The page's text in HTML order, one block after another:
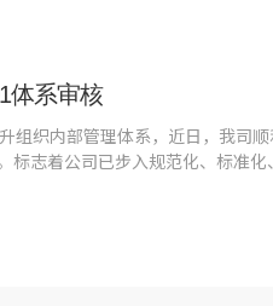
体系审核
组织内部管理体系，近日，我司
标志着公司已步入规范化、标准化